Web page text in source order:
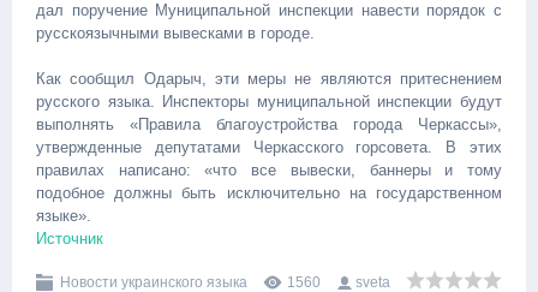
дал поручение Муниципальной инспекции навести порядок с
русскоязычными вывесками в городе.
Как сообщил Одарыч, эти меры не являются притеснением
русского языка. Инспекторы муниципальной инспекции будут
выполнять «Правила благоустройства города Черкассы»,
утвержденные депутатами Черкасского горсовета. В этих
правилах написано: «что все вывески, баннеры и тому
подобное должны быть исключительно на государственном
языке».
Источник
Новости украинского языка 1560
sveta